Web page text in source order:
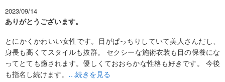
2023/09/14
ありがとうございます。
とにかくかわいい女性です。目がぱっちりしていて美人さんだし、
身長も高くてスタイルも抜群。 セクシーな施術衣装も目の保養にな
ってとても癒されます。優しくておおらかな性格も好きです。 今後
も指名し続けます。 …続きを見る